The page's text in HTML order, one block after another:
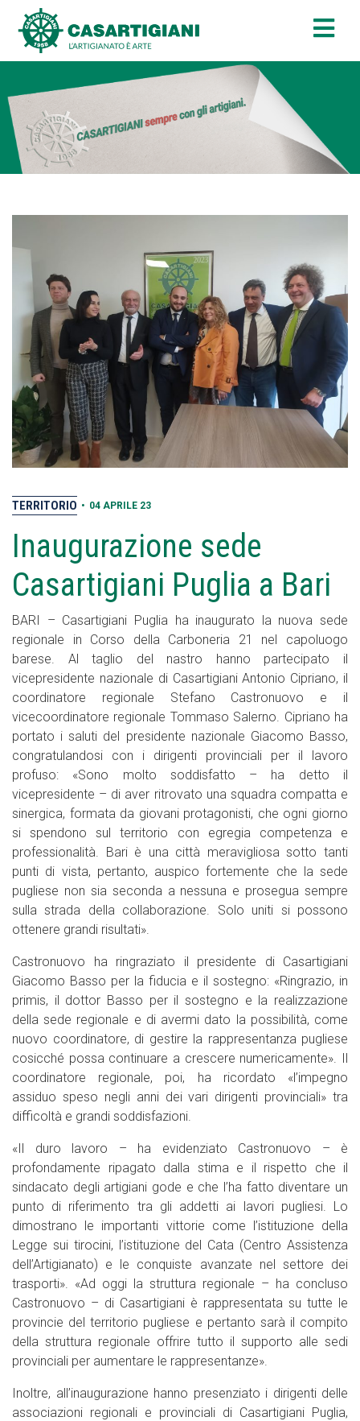
TERRITORIO • 04 APRILE 23
Inaugurazione sede
Casartigiani Puglia a Bari
BARI – Casartigiani Puglia ha inaugurato la nuova sede
regionale in Corso della Carboneria 21 nel capoluogo
barese. Al taglio del nastro hanno partecipato il
vicepresidente nazionale di Casartigiani Antonio Cipriano, il
coordinatore regionale Stefano Castronuovo e il
vicecoordinatore regionale Tommaso Salerno. Cipriano ha
portato i saluti del presidente nazionale Giacomo Basso,
congratulandosi con i dirigenti provinciali per il lavoro
profuso: «Sono molto soddisfatto – ha detto il
vicepresidente – di aver ritrovato una squadra compatta e
sinergica, formata da giovani protagonisti, che ogni giorno
si spendono sul territorio con egregia competenza e
professionalità. Bari è una città meravigliosa sotto tanti
punti di vista, pertanto, auspico fortemente che la sede
pugliese non sia seconda a nessuna e prosegua sempre
sulla strada della collaborazione. Solo uniti si possono
ottenere grandi risultati».
Castronuovo ha ringraziato il presidente di Casartigiani
Giacomo Basso per la fiducia e il sostegno: «Ringrazio, in
primis, il dottor Basso per il sostegno e la realizzazione
della sede regionale e di avermi dato la possibilità, come
nuovo coordinatore, di gestire la rappresentanza pugliese
cosicché possa continuare a crescere numericamente». Il
coordinatore regionale, poi, ha ricordato «l’impegno
assiduo speso negli anni dei vari dirigenti provinciali» tra
difficoltà e grandi soddisfazioni.
«Il duro lavoro – ha evidenziato Castronuovo – è
profondamente ripagato dalla stima e il rispetto che il
sindacato degli artigiani gode e che l’ha fatto diventare un
punto di riferimento tra gli addetti ai lavori pugliesi. Lo
dimostrano le importanti vittorie come l’istituzione della
Legge sui tirocini, l’istituzione del Cata (Centro Assistenza
dell’Artigianato) e le conquiste avanzate nel settore dei
trasporti». «Ad oggi la struttura regionale – ha concluso
Castronuovo – di Casartigiani è rappresentata su tutte le
provincie del territorio pugliese e pertanto sarà il compito
della struttura regionale offrire tutto il supporto alle sedi
provinciali per aumentare le rappresentanze».
Inoltre, all’inaugurazione hanno presenziato i dirigenti delle
associazioni regionali e provinciali di Casartigiani Puglia,